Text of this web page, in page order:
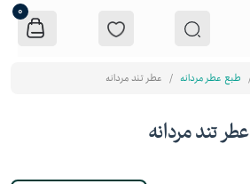
0
طبع عطر مردانه عطر تند مردانه
عطر تند مردانه